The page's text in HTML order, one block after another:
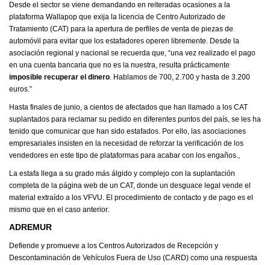
Desde el sector se viene demandando en reiteradas ocasiones a la
plataforma Wallapop que exija la licencia de Centro Autorizado de
Tratamiento (CAT) para la apertura de perfiles de venta de piezas de
automóvil para evitar que los estafadores operen libremente. Desde la
asociación regional y nacional se recuerda que, “una vez realizado el pago
en una cuenta bancaria que no es la nuestra, resulta prácticamente
imposible recuperar el dinero. Hablamos de 700, 2.700 y hasta de 3.200
euros.”
Hasta finales de junio, a cientos de afectados que han llamado a los CAT
suplantados para reclamar su pedido en diferentes puntos del país, se les ha
tenido que comunicar que han sido estafados. Por ello, las asociaciones
empresariales insisten en la necesidad de reforzar la verificación de los
vendedores en este tipo de plataformas para acabar con los engaños.,
La estafa llega a su grado más álgido y complejo con la suplantación
completa de la página web de un CAT, donde un desguace legal vende el
material extraído a los VFVU. El procedimiento de contacto y de pago es el
mismo que en el caso anterior.
ADREMUR
Defiende y promueve a los Centros Autorizados de Recepción y
Descontaminación de Vehículos Fuera de Uso (CARD) como una respuesta